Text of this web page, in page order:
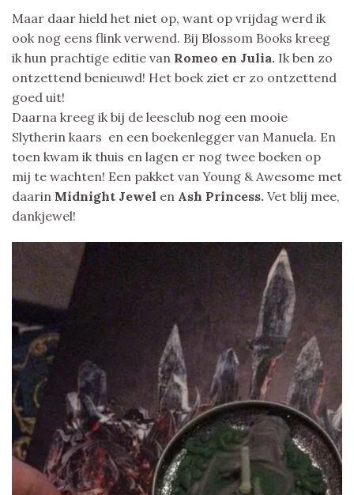
Maar daar hield het niet op, want op vrijdag werd ik
ook nog eens flink verwend. Bij Blossom Books kreeg
ik hun prachtige editie van Romeo en Julia. Ik ben zo
ontzettend benieuwd! Het boek ziet er zo ontzettend
goed uit!
Daarna kreeg ik bij de leesclub nog een mooie
Slytherin kaars en een boekenlegger van Manuela. En
toen kwam ik thuis en lagen er nog twee boeken op
mij te wachten! Een pakket van Young & Awesome met
daarin Midnight Jewel en Ash Princess. Vet blij mee,
dankjewel!